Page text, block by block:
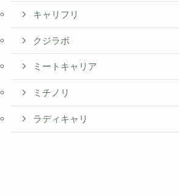
キャリフリ
クジラボ
ミートキャリア
ミチノリ
ラディキャリ